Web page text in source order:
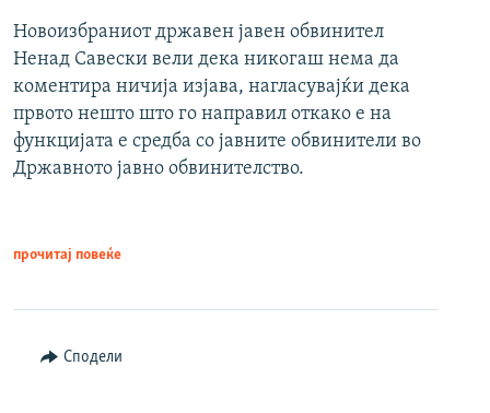
Новоизбраниот државен јавен обвинител
Ненад Савески вели дека никогаш нема да
коментира ничија изјава, нагласувајќи дека
првото нешто што го направил откако е на
функцијата е средба со јавните обвинители во
Државното јавно обвинителство.
прочитај повеќе
Сподели